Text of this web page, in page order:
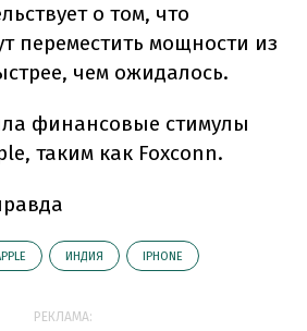
о том, что
переместить мощности из
чем ожидалось.
финансовые стимулы
таким как Foxconn.
ИНДИЯ IPHONE
РЕКЛАМА: